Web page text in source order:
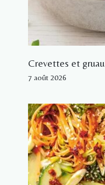
Crevettes et gruau
7 août 2026